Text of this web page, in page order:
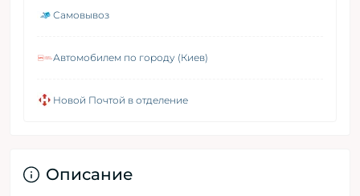
Самовывоз
Автомобилем по городу (Киев)
Новой Почтой в отделение
Описание